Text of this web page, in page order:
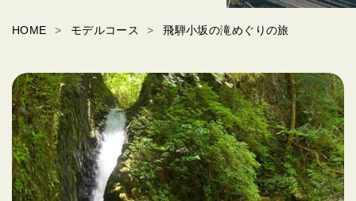
HOME モデルコース 飛騨小坂の滝めぐりの旅